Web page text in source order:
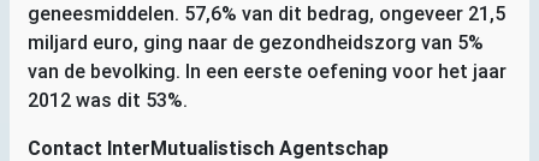
geneesmiddelen. 57,6% van dit bedrag, ongeveer 21,5
miljard euro, ging naar de gezondheidszorg van 5%
van de bevolking. In een eerste oefening voor het jaar
2012 was dit 53%.
Contact InterMutualistisch Agentschap